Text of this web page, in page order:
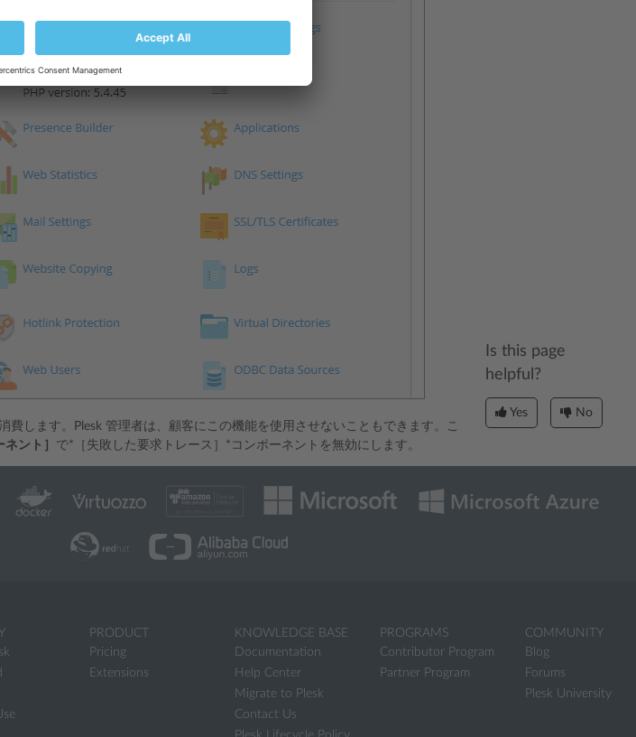
費します。Plesk 管理者は、顧客にこの機能を使用させないこともできます。こ
ネント］ で*［失敗した要求トレース］*コンポーネントを無効にします。
Is this page
helpful?
Yes No
PRODUCT
Pricing
Extensions
KNOWLEDGE BASE
Documentation
Help Center
Migrate to Plesk
Contact Us
PROGRAMS
Contributor Program
Partner Program
COMMUNITY
Blog
Forums
Plesk University